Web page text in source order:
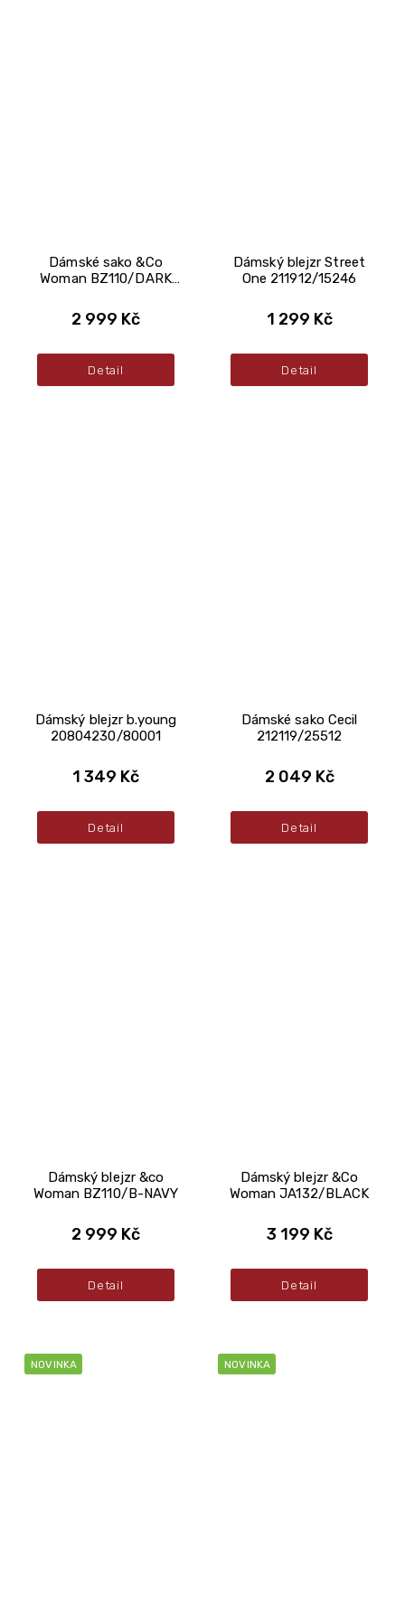
Dámské sako &Co
Woman BZ110/DARK
2 999 Kč
Detail
Dámský blejzr Street
One 211912/15246
1 299 Kč
Detail
Dámský blejzr b.young
20804230/80001
1 349 Kč
Detail
Dámské sako Cecil
212119/25512
2 049 Kč
Detail
Dámský blejzr &co
Woman BZ110/B-NAVY
2 999 Kč
Detail
Dámský blejzr &Co
Woman JA132/BLACK
3 199 Kč
Detail
NOVINKA NOVINKA